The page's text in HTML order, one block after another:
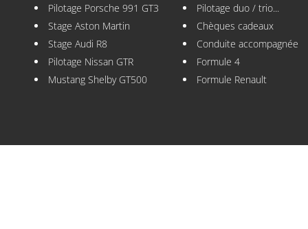
Pilotage Porsche 991 GT3
Stage Aston Martin
Stage Audi R8
Pilotage Nissan GTR
Mustang Shelby GT500
Pilotage duo / trio...
Chèques cadeaux
Conduite accompagnée
Formule 4
Formule Renault